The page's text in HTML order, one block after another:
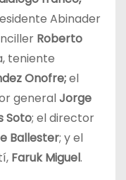
Abinader
Roberto
teniente
Onofre;el
generalJorge
Soto; el director
Ballester; y el
Faruk Miguel.